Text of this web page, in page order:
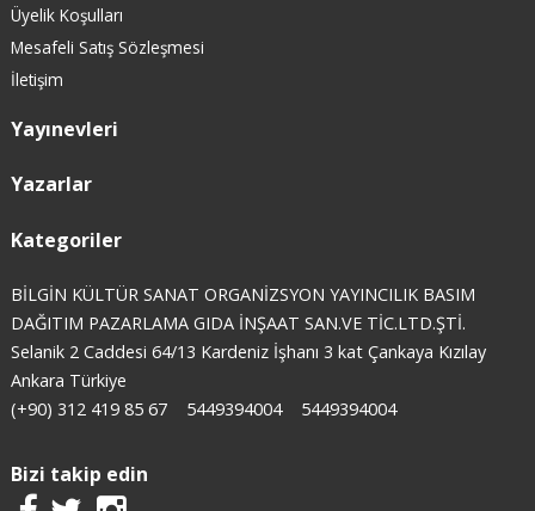
Üyelik Koşulları
Mesafeli Satış Sözleşmesi
İletişim
Yayınevleri
Yazarlar
Kategoriler
BİLGİN KÜLTÜR SANAT ORGANİZSYON YAYINCILIK BASIM
DAĞITIM PAZARLAMA GIDA İNŞAAT SAN.VE TİC.LTD.ŞTİ.
Selanik 2 Caddesi 64/13 Kardeniz İşhanı 3 kat Çankaya Kızılay
Ankara Türkiye
(+90) 312 419 85 67
5449394004 5449394004
Bizi takip edin